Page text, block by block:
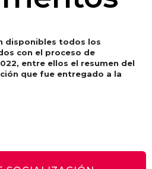
disponibles todos los
con el proceso de
entre ellos el resumen del
que fue entregado a la